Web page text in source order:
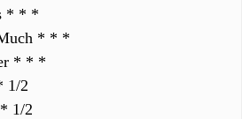
* * *
* * *
* * *
1/2
1/2